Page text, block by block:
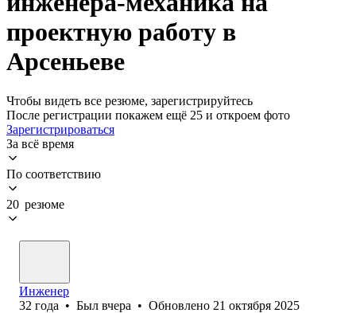
проектную работу в
Арсеньеве
Чтобы видеть все резюме, зарегистрируйтесь
После регистрации покажем ещё 25 и откроем фото
Зарегистрироваться
За всё время
По соответствию
20 резюме
Инженер
32 года • Был вчера • Обновлено 21 октября 2025